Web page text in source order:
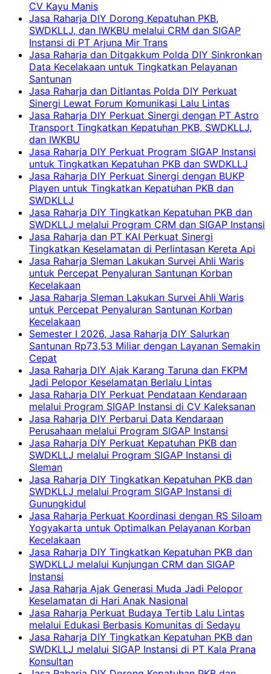
CV Kayu Manis
Jasa Raharja DIY Dorong Kepatuhan PKB,
SWDKLLJ, dan IWKBU melalui CRM dan SIGAP
Instansi di PT Arjuna Mir Trans
Jasa Raharja dan Ditgakkum Polda DIY Sinkronkan
Data Kecelakaan untuk Tingkatkan Pelayanan
Santunan
Jasa Raharja dan Ditlantas Polda DIY Perkuat
Sinergi Lewat Forum Komunikasi Lalu Lintas
Jasa Raharja DIY Perkuat Sinergi dengan PT Astro
Transport Tingkatkan Kepatuhan PKB, SWDKLLJ,
dan IWKBU
Jasa Raharja DIY Perkuat Program SIGAP Instansi
untuk Tingkatkan Kepatuhan PKB dan SWDKLLJ
Jasa Raharja DIY Perkuat Sinergi dengan BUKP
Playen untuk Tingkatkan Kepatuhan PKB dan
SWDKLLJ
Jasa Raharja DIY Tingkatkan Kepatuhan PKB dan
SWDKLLJ melalui Program CRM dan SIGAP Instansi
Jasa Raharja dan PT KAI Perkuat Sinergi
Tingkatkan Keselamatan di Perlintasan Kereta Api
Jasa Raharja Sleman Lakukan Survei Ahli Waris
untuk Percepat Penyaluran Santunan Korban
Kecelakaan
Jasa Raharja Sleman Lakukan Survei Ahli Waris
untuk Percepat Penyaluran Santunan Korban
Kecelakaan
Semester I 2026, Jasa Raharja DIY Salurkan
Santunan Rp73,53 Miliar dengan Layanan Semakin
Cepat
Jasa Raharja DIY Ajak Karang Taruna dan FKPM
Jadi Pelopor Keselamatan Berlalu Lintas
Jasa Raharja DIY Perkuat Pendataan Kendaraan
melalui Program SIGAP Instansi di CV Kaleksanan
Jasa Raharja DIY Perbarui Data Kendaraan
Perusahaan melalui Program SIGAP Instansi
Jasa Raharja DIY Perkuat Kepatuhan PKB dan
SWDKLLJ melalui Program SIGAP Instansi di
Sleman
Jasa Raharja DIY Tingkatkan Kepatuhan PKB dan
SWDKLLJ melalui Program SIGAP Instansi di
Gunungkidul
Jasa Raharja Perkuat Koordinasi dengan RS Siloam
Yogyakarta untuk Optimalkan Pelayanan Korban
Kecelakaan
Jasa Raharja DIY Tingkatkan Kepatuhan PKB dan
SWDKLLJ melalui Kunjungan CRM dan SIGAP
Instansi
Jasa Raharja Ajak Generasi Muda Jadi Pelopor
Keselamatan di Hari Anak Nasional
Jasa Raharja Perkuat Budaya Tertib Lalu Lintas
melalui Edukasi Berbasis Komunitas di Sedayu
Jasa Raharja DIY Tingkatkan Kepatuhan PKB dan
SWDKLLJ melalui SIGAP Instansi di PT Kala Prana
Konsultan